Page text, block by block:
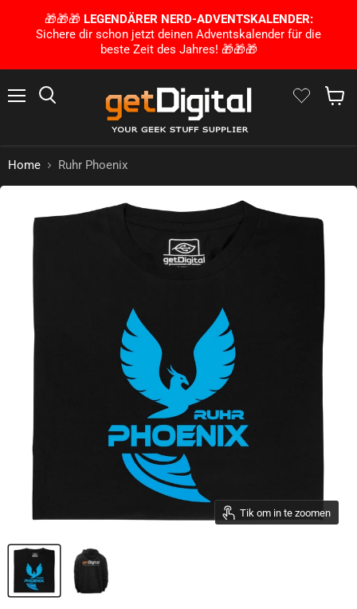
🎁🎁🎁 LEGENDÄRER NERD-ADVENTSKALENDER:
Sichere dir schon jetzt deinen Adventskalender für die
beste Zeit des Jahres! 🎁🎁🎁
Home Ruhr Phoenix
Tik om in te zoomen